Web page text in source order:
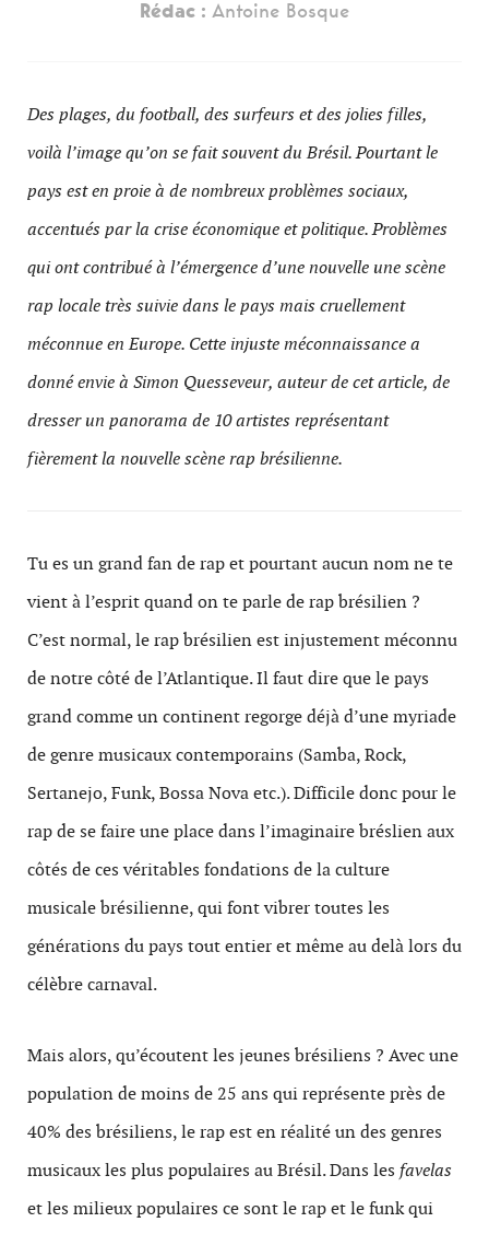
Rédac : Antoine Bosque
Des plages, du football, des surfeurs et des jolies filles,
voilà l’image qu’on se fait souvent du Brésil. Pourtant le
pays est en proie à de nombreux problèmes sociaux,
accentués par la crise économique et politique. Problèmes
qui ont contribué à l’émergence d’une nouvelle une scène
rap locale très suivie dans le pays mais cruellement
méconnue en Europe. Cette injuste méconnaissance a
donné envie à Simon Quesseveur, auteur de cet article, de
dresser un panorama de 10 artistes représentant
fièrement la nouvelle scène rap brésilienne.
Tu es un grand fan de rap et pourtant aucun nom ne te
vient à l’esprit quand on te parle de rap brésilien ?
C’est normal, le rap brésilien est injustement méconnu
de notre côté de l’Atlantique. Il faut dire que le pays
grand comme un continent regorge déjà d’une myriade
de genre musicaux contemporains (Samba, Rock,
Sertanejo, Funk, Bossa Nova etc.). Difficile donc pour le
rap de se faire une place dans l’imaginaire bréslien aux
côtés de ces véritables fondations de la culture
musicale brésilienne, qui font vibrer toutes les
générations du pays tout entier et même au delà lors du
célèbre carnaval.
Mais alors, qu’écoutent les jeunes brésiliens ? Avec une
population de moins de 25 ans qui représente près de
40% des brésiliens, le rap est en réalité un des genres
musicaux les plus populaires au Brésil. Dans les favelas
et les milieux populaires ce sont le rap et le funk qui